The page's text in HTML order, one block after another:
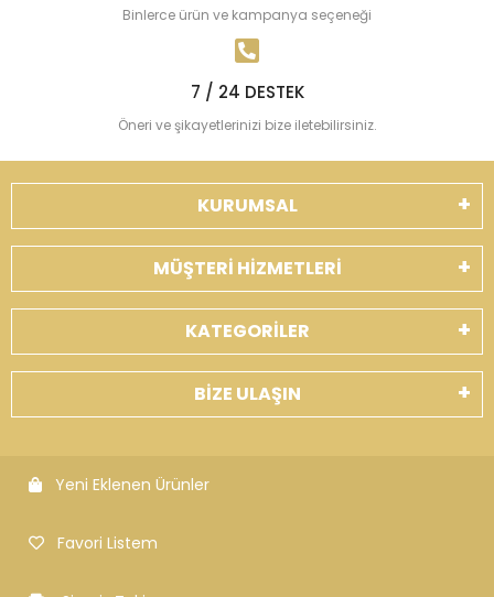
Binlerce ürün ve kampanya seçeneği
7 / 24 DESTEK
Öneri ve şikayetlerinizi bize iletebilirsiniz.
KURUMSAL
MÜŞTERİ HİZMETLERİ
KATEGORİLER
BİZE ULAŞIN
Yeni Eklenen Ürünler
Favori Listem